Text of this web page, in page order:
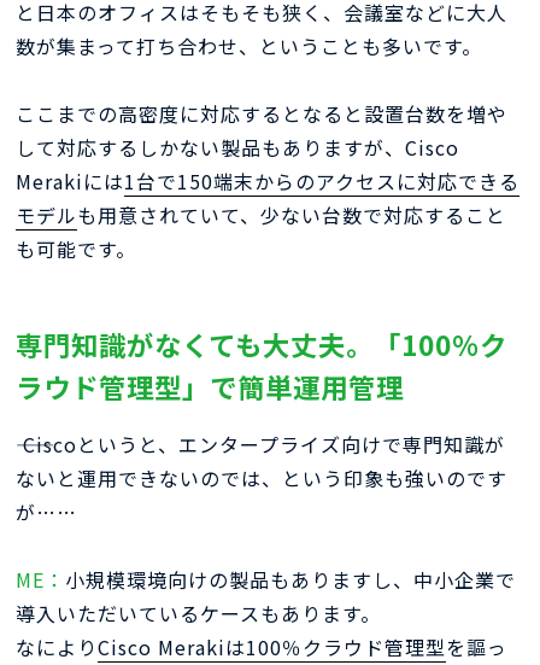
と日本のオフィスはそもそも狭く、会議室などに大人
数が集まって打ち合わせ、ということも多いです。
ここまでの高密度に対応するとなると設置台数を増や
して対応するしかない製品もありますが、Cisco
Merakiには1台で150端末からのアクセスに対応できる
モデルも用意されていて、少ない台数で対応すること
も可能です。
専門知識がなくても大丈夫。「100％ク
ラウド管理型」で簡単運用管理
―― Ciscoというと、エンタープライズ向けで専門知識が
ないと運用できないのでは、という印象も強いのです
が……
ME： 小規模環境向けの製品もありますし、中小企業で
導入いただいているケースもあります。
なによりCisco Merakiは100％クラウド管理型を謳っ